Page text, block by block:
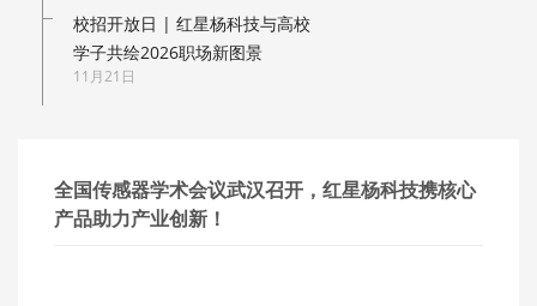
校招开放日 | 红星杨科技与高校
学子共绘2026职场新图景
11月21日
全国传感器学术会议武汉召开，红星杨科技携核心
产品助力产业创新！